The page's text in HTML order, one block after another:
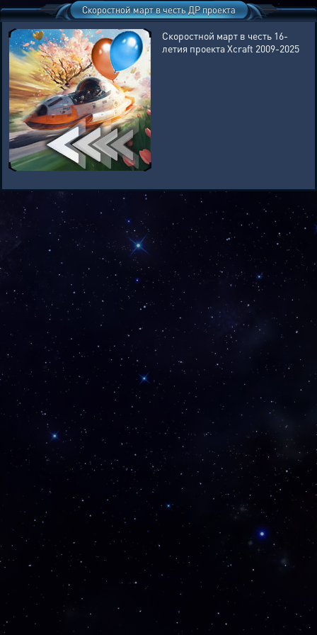
Скоростной март в честь ДР проекта
Скоростной март в честь 16-
летия проекта Xcraft 2009-2025